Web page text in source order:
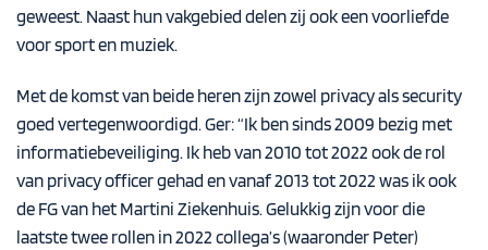
geweest. Naast hun vakgebied delen zij ook een voorliefde
voor sport en muziek.
Met de komst van beide heren zijn zowel privacy als security
goed vertegenwoordigd. Ger: “Ik ben sinds 2009 bezig met
informatiebeveiliging. Ik heb van 2010 tot 2022 ook de rol
van privacy officer gehad en vanaf 2013 tot 2022 was ik ook
de FG van het Martini Ziekenhuis. Gelukkig zijn voor die
laatste twee rollen in 2022 collega’s (waaronder Peter)